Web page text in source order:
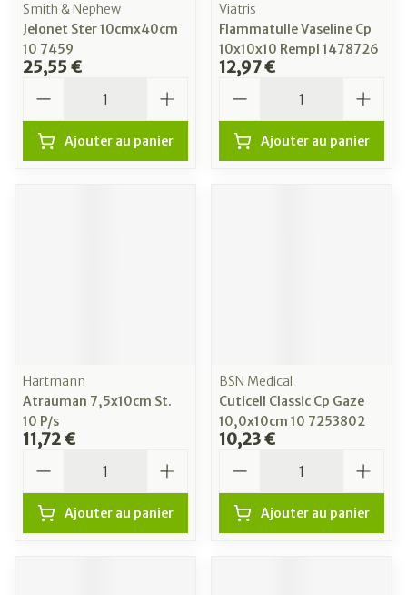
Smith & Nephew
Jelonet Ster 10cmx40cm
10 7459
25,55 €
Ajouter au panier
Viatris
Flammatulle Vaseline Cp
10x10x10 Rempl 1478726
12,97 €
Ajouter au panier
Hartmann
Atrauman 7,5x10cm St.
10 P/s
11,72 €
Ajouter au panier
BSN Medical
Cuticell Classic Cp Gaze
10,0x10cm 10 7253802
10,23 €
Ajouter au panier